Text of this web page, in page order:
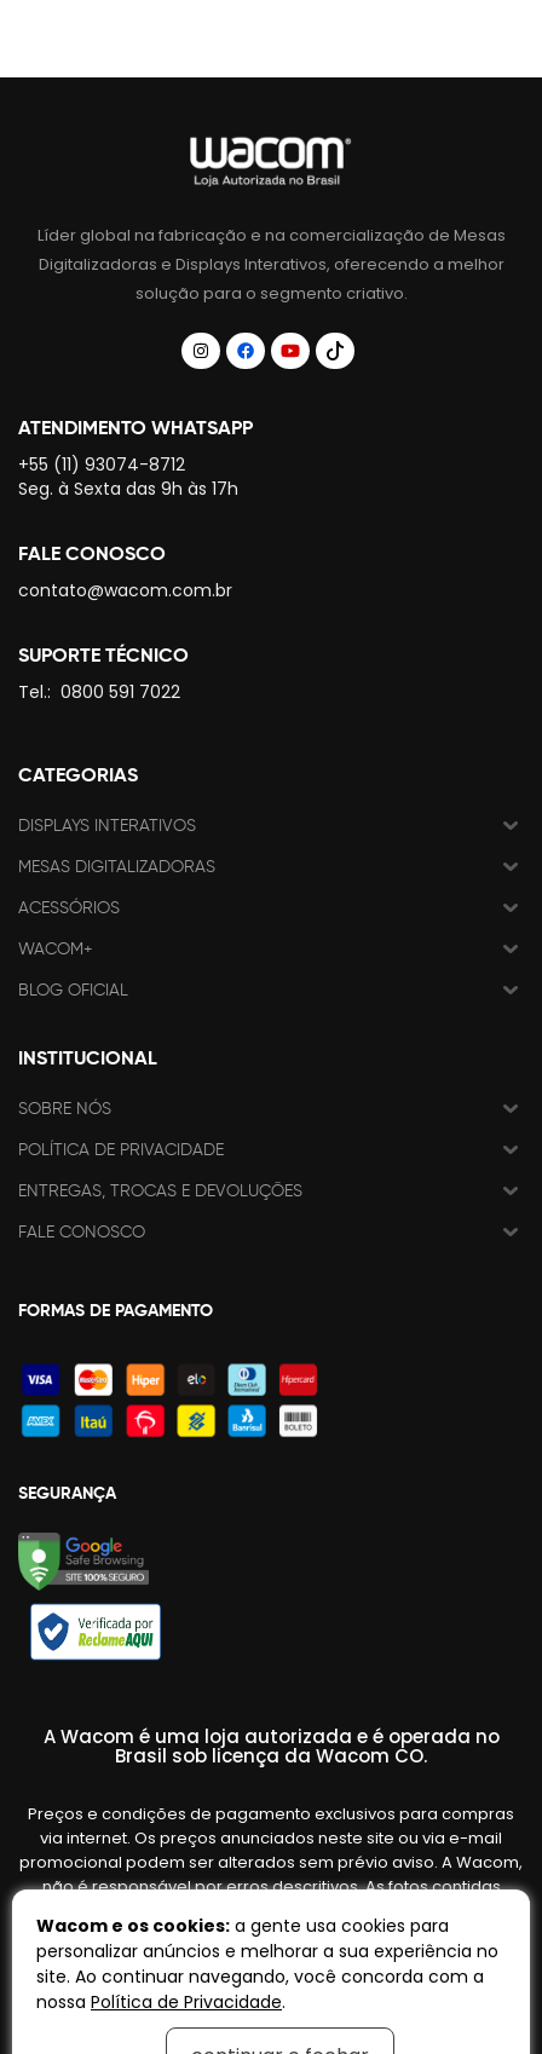
Líder global na fabricação e na comercialização de Mesas
Digitalizadoras e Displays Interativos, oferecendo a melhor
solução para o segmento criativo.
ATENDIMENTO WHATSAPP
+55 (11) 93074-8712
Seg. à Sexta das 9h às 17h
FALE CONOSCO
contato@wacom.com.br
SUPORTE TÉCNICO
Tel.: 0800 591 7022
CATEGORIAS
DISPLAYS INTERATIVOS
MESAS DIGITALIZADORAS
ACESSÓRIOS
WACOM+
BLOG OFICIAL
INSTITUCIONAL
SOBRE NÓS
POLÍTICA DE PRIVACIDADE
ENTREGAS, TROCAS E DEVOLUÇÕES
FALE CONOSCO
FORMAS DE PAGAMENTO
SEGURANÇA
A Wacom é uma loja autorizada e é operada no
Brasil sob licença da Wacom CO.
Preços e condições de pagamento exclusivos para compras
via internet. Os preços anunciados neste site ou via e-mail
promocional podem ser alterados sem prévio aviso. A Wacom,
não é responsável por erros descritivos. As fotos contidas
variar de acordo com o fornecedor/lote do fabricante. Ofertas
válidas até o término de nossos estoques. Vendas sujeitas à
análise e confirmação de dados.
Wacom e os cookies: a gente usa cookies para
personalizar anúncios e melhorar a sua experiência no
site. Ao continuar navegando, você concorda com a
nossa Política de Privacidade.